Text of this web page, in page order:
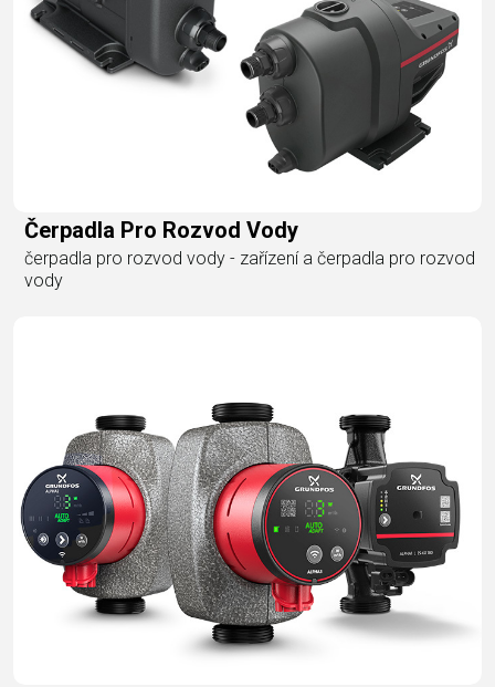
Čerpadla Pro Rozvod Vody
čerpadla pro rozvod vody - zařízení a čerpadla pro rozvod
vody